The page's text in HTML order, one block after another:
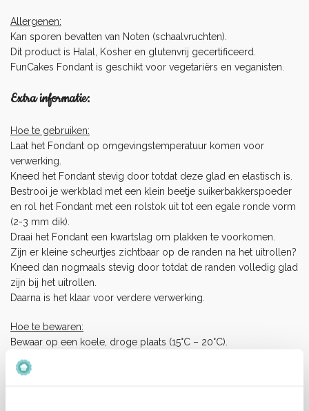
Allergenen:
Kan sporen bevatten van Noten (schaalvruchten).
Dit product is Halal, Kosher en glutenvrij gecertificeerd.
FunCakes Fondant is geschikt voor vegetariërs en veganisten.
Extra informatie:
Hoe te gebruiken:
Laat het Fondant op omgevingstemperatuur komen voor
verwerking.
Kneed het Fondant stevig door totdat deze glad en elastisch is.
Bestrooi je werkblad met een klein beetje suikerbakkerspoeder
en rol het Fondant met een rolstok uit tot een egale ronde vorm
(2-3 mm dik).
Draai het Fondant een kwartslag om plakken te voorkomen.
Zijn er kleine scheurtjes zichtbaar op de randen na het uitrollen?
Kneed dan nogmaals stevig door totdat de randen volledig glad
zijn bij het uitrollen.
Daarna is het klaar voor verdere verwerking.
Hoe te bewaren:
Bewaar op een koele, droge plaats (15°C – 20°C).
Niet in de koelkast of vriezer bewaren.
Eenmaal geopend, wikkel het in huishoudfolie en plaats het in